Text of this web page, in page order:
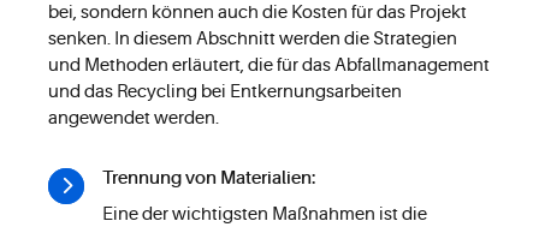
bei, sondern können auch die Kosten für das Projekt
senken. In diesem Abschnitt werden die Strategien
und Methoden erläutert, die für das Abfallmanagement
und das Recycling bei Entkernungsarbeiten
angewendet werden.
Trennung von Materialien:
Eine der wichtigsten Maßnahmen ist die